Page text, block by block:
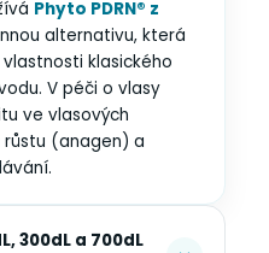
Phyto PDRN® z
alternativu, která
klasického
V péči o vlasy
ve vlasových
(anagen) a
300dL a 700dL